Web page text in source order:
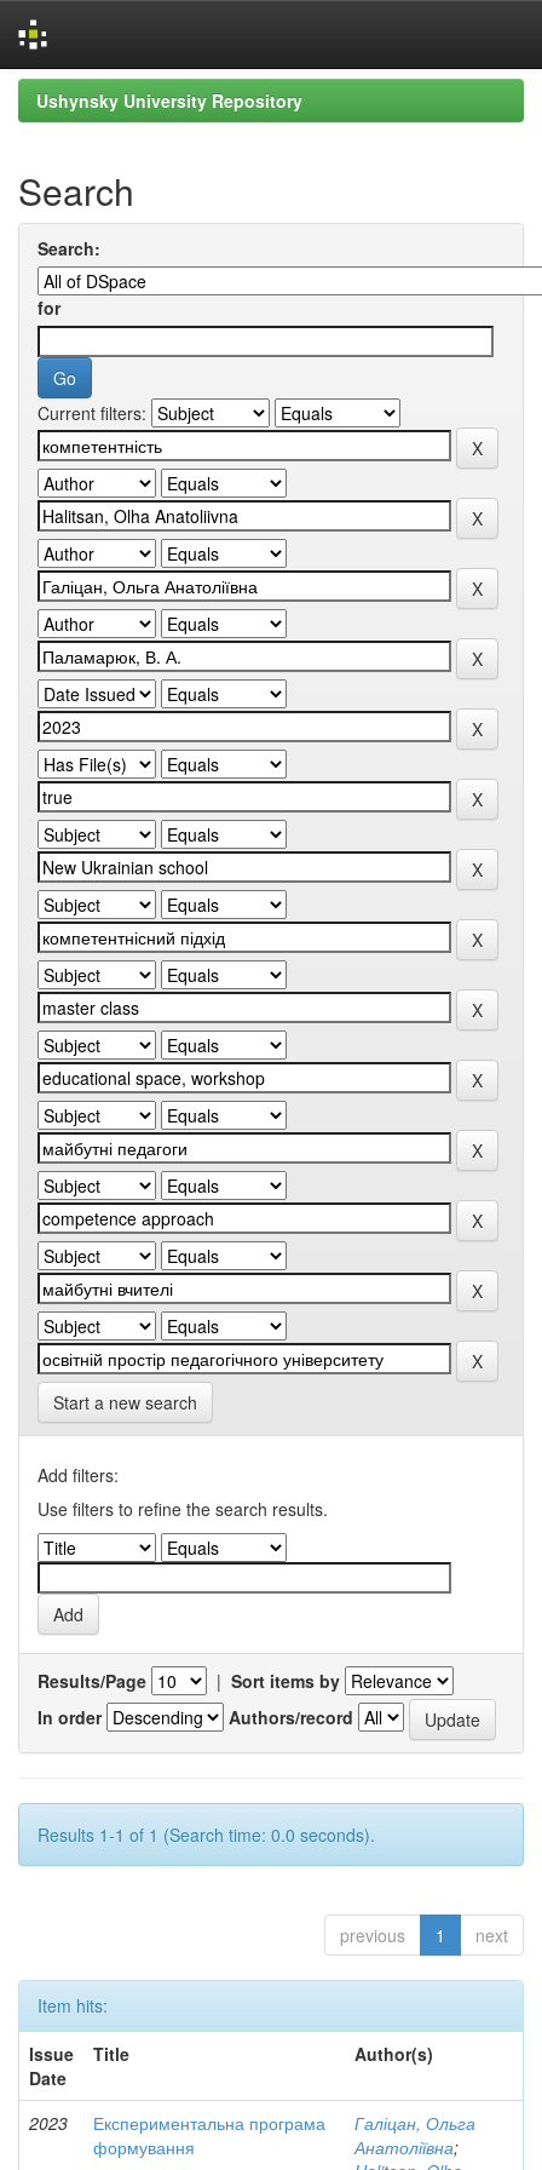
Skip
navigation
Ushynsky University Repository
Search
Search:
for
Current filters:
Start a new search
Add filters:
Use filters to refine the search results.
Results/Page | Sort items by
In order
Authors/record
Results 1-1 of 1 (Search time: 0.0 seconds).
previous 1 next
Item hits:
Issue
Date
Title Author(s)
2023
Експериментальна програма
формування
Галіцан, Ольга
Анатоліївна;